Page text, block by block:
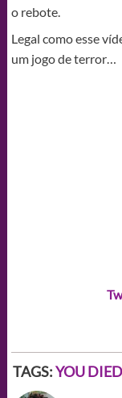
o rebote.
Legal como esse
um jogo de terror…
TAGS:YOU DIED